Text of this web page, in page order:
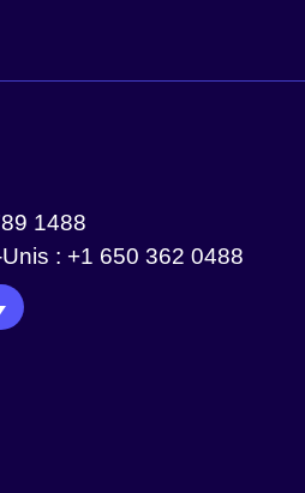
1488
: +1 650 362 0488